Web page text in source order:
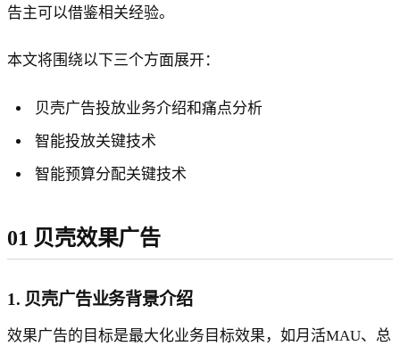
告主可以借鉴相关经验。
本文将围绕以下三个方面展开：
贝壳广告投放业务介绍和痛点分析
智能投放关键技术
智能预算分配关键技术
01 贝壳效果广告
1. 贝壳广告业务背景介绍
效果广告的目标是最大化业务目标效果，如月活MAU、总